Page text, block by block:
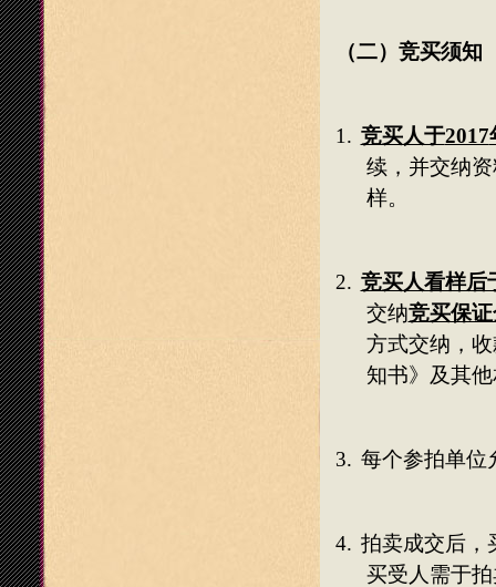
（二）竞买须知
1. 竞买人于2017
续，并交纳
样。
2. 竞买人看样后
交纳竞买保
方式交纳，
知书》及其
3. 每个参拍单位
4. 拍卖成交后，
买受人需于